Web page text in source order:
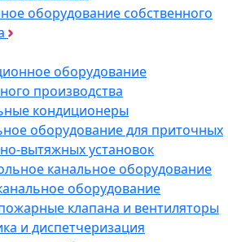
оборудование собственного
оборудование
производства
кондиционеры
оборудование для приточных
вытяжных установок
канальное оборудование
оборудование
клапана и вентиляторы
и диспетчеризация